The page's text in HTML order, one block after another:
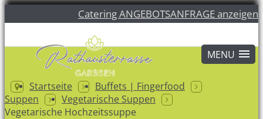
Catering ANGEBOTSANFRAGE anzeigen
Startseite
Buffets | Fingerfood
Suppen
Vegetarische Suppen
Vegetarische Hochzeitssuppe